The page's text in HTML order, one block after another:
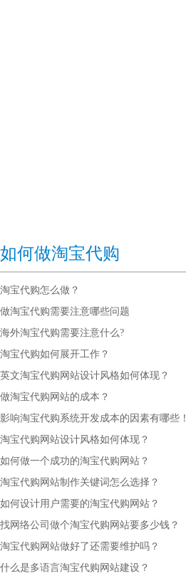
如何做淘宝代购
淘宝代购怎么做？
做淘宝代购需要注意哪些问题
海外淘宝代购需要注意什么?
淘宝代购如何展开工作？
英文淘宝代购网站设计风格如何体现？
做淘宝代购网站的成本？
影响淘宝代购系统开发成本的因素有哪些！
淘宝代购网站设计风格如何体现？
如何做一个成功的淘宝代购网站？
淘宝代购网站制作关键词怎么选择？
如何设计用户需要的淘宝代购网站？
找网络公司做个淘宝代购网站要多少钱？
淘宝代购网站做好了还需要维护吗？
什么是多语言淘宝代购网站建设？